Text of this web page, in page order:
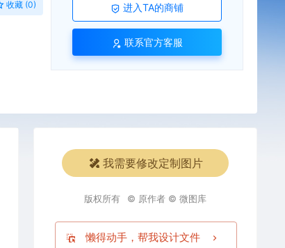
收藏 (0) 进入TA的商铺
联系官方客服
我需要修改定制图片
版权所有 © 原作者 © 微图库
懒得动手，帮我设计文件